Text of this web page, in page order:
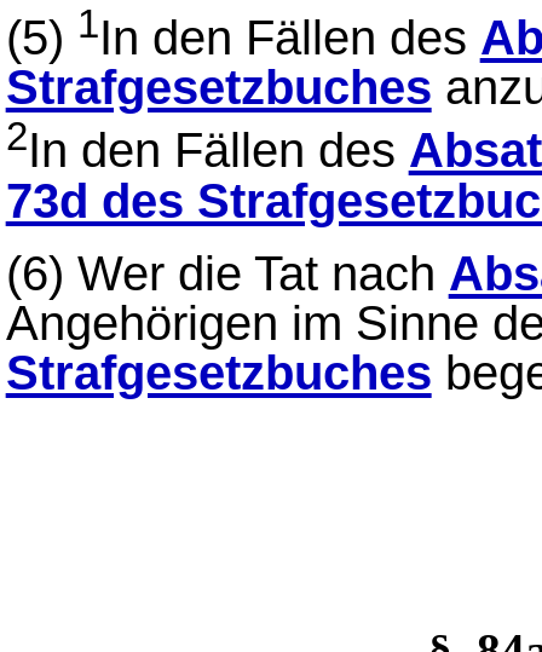
(5) 1In den Fällen des
Strafgesetzbuches
2In den Fällen des
73d des
(6) Wer die Tat nach
Angehörigen im Sinne
Strafgesetzbuches